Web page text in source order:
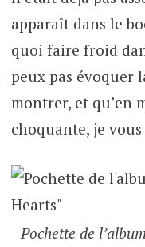
apparaît dans le
quoi faire froid
peux pas évoquer
montrer, et qu’en
choquante, je
Pochette de